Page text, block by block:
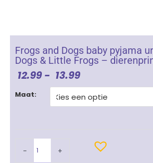
Frogs and Dogs baby pyjama
Dogs & Little Frogs –
12.99 - 13.99Prijsklasse:
€ 12.99
Tot
€ 13.99
Maat:
-
Frogs
+